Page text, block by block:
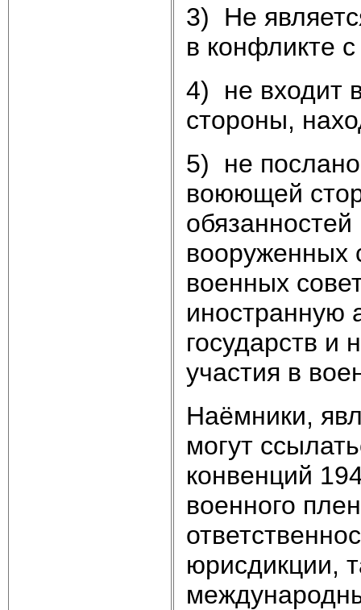
3) Не
в конфликте
4) не входит
стороны,
5) не
воюющей
вооруженных
военных
иностранную
государств и
участия в
Наёмники,
могут
конвенций
военного
юрисдикции,